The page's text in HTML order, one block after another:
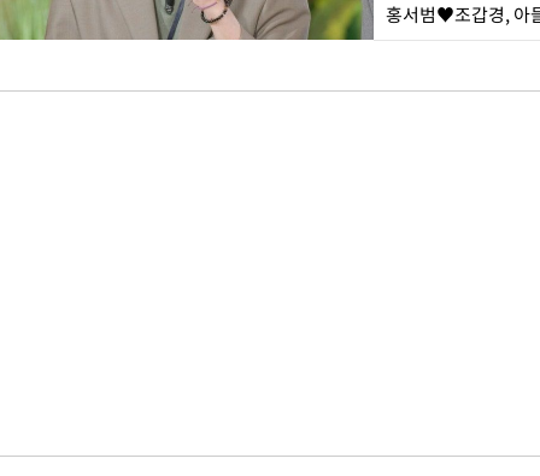
홍서범♥조갑경, 아